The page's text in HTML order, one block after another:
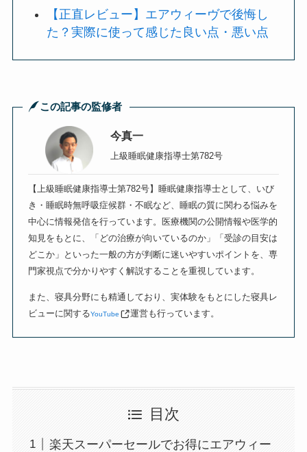
【正直レビュー】エアウィーヴで後悔し
た？実際に使って感じた良い点・悪い点
この記事の監修者
今真一
上級睡眠健康指導士第782号
【上級睡眠健康指導士第782号】睡眠健康指導士として、いび
き・睡眠時無呼吸症候群・不眠など、睡眠の質に関わる悩みを
中心に情報発信を行っています。医療機関の公開情報や医学的
知見をもとに、「どの治療が向いているのか」「受診の目安は
どこか」といった一般の方が判断に迷いやすいポイントを、専
門家視点で分かりやすく解説することを重視しています。
また、寝具分野にも精通しており、実体験をもとにした寝具レ
ビューに関するYouTube 運営も行っています。
目次
楽天スーパーセールでお得にエアウィー